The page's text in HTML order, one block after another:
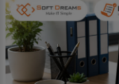
trường hợp hóa đơn